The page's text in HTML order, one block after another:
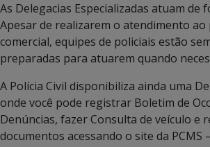
As Delegacias Especializadas atuam de
Apesar de realizarem o atendimento
comercial, equipes de policiais estão
preparadas para atuarem quando
A Polícia Civil disponibiliza ainda uma
onde você pode registrar Boletim de
Denúncias, fazer Consulta de veículo e
documentos acessando o site da PCMS –